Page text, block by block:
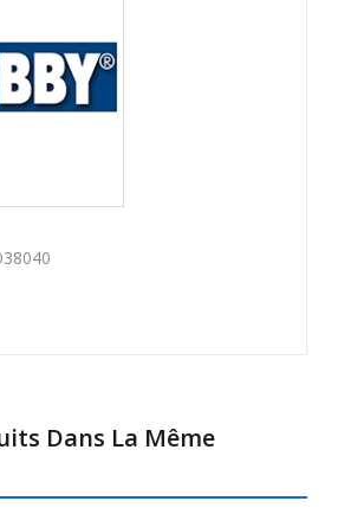
Dans La Même